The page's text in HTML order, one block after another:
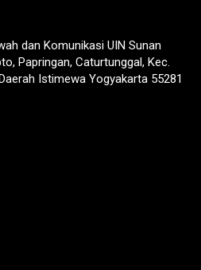
dan Komunikasi UIN Sunan
Papringan, Caturtunggal, Kec.
Istimewa Yogyakarta 55281